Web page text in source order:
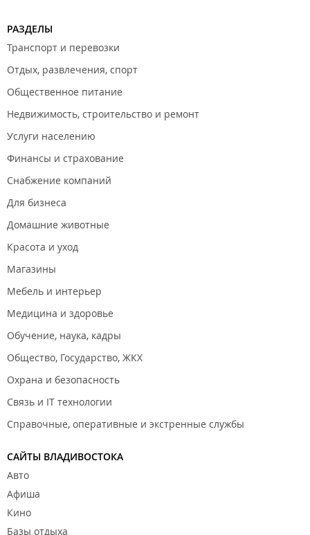
РАЗДЕЛЫ
Транспорт и перевозки
Отдых, развлечения, спорт
Общественное питание
Недвижимость, строительство и ремонт
Услуги населению
Финансы и страхование
Снабжение компаний
Для бизнеса
Домашние животные
Красота и уход
Магазины
Мебель и интерьер
Медицина и здоровье
Обучение, наука, кадры
Общество, Государство, ЖКХ
Охрана и безопасность
Связь и IT технологии
Справочные, оперативные и экстренные службы
САЙТЫ ВЛАДИВОСТОКА
Авто
Афиша
Кино
Базы отдыха